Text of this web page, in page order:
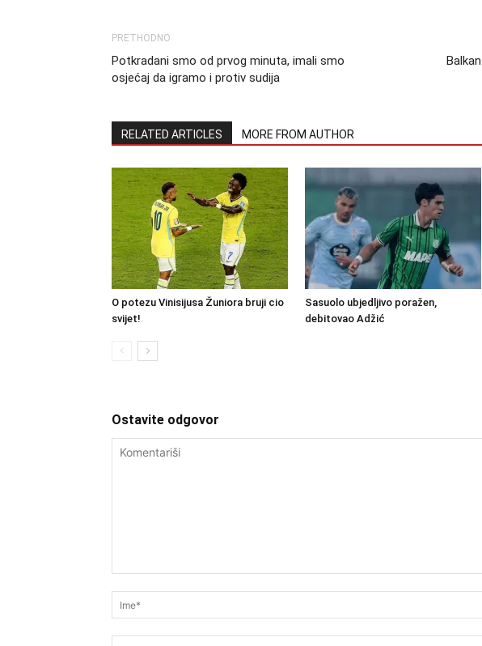
PRETHODNO
Potkradani smo od prvog minuta, imali smo
osjećaj da igramo i protiv sudija
RELATED ARTICLES MORE FROM AUTHOR
O potezu Vinisijusa Žuniora bruji cio
svijet!
Sasuolo ubjedljivo poražen,
debitovao Adžić
Ostavite odgovor